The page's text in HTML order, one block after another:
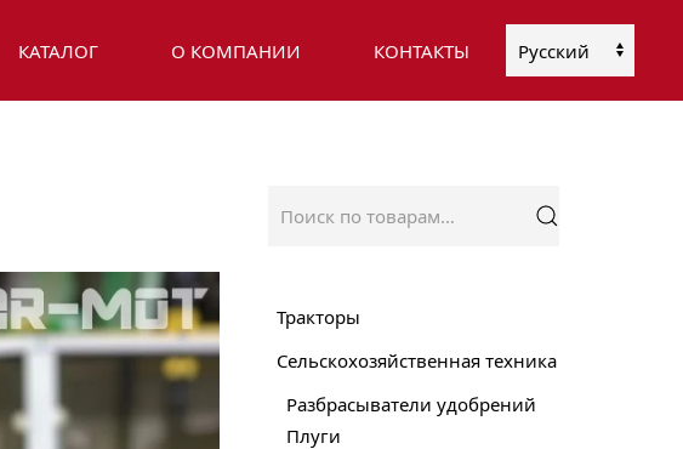
КАТАЛОГ О КОМПАНИИ КОНТАКТЫ
Выбрать
Тракторы
Сельскохозяйственная техника
Разбрасыватели удобрений
Плуги